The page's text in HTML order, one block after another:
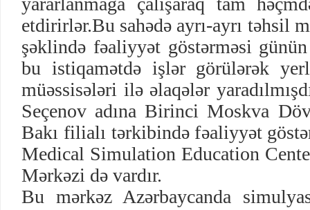
etdirirlər.Bu sahədə ayrı-ayrı təhsil
şəklində fəaliyyət göstərməsi
bu istiqamətdə işlər görülərək
müəssisələri ilə əlaqələr
Seçenov adına Birinci Moskva
Bakı filialı tərkibində fəaliyyət
Medical Simulation Education
Mərkəzi də vardır.
Bu mərkəz Azərbaycanda